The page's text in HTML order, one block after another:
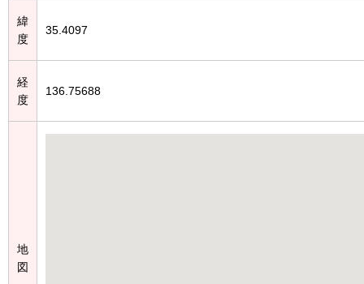
緯
度
35.4097
経
度
136.75688
地
図